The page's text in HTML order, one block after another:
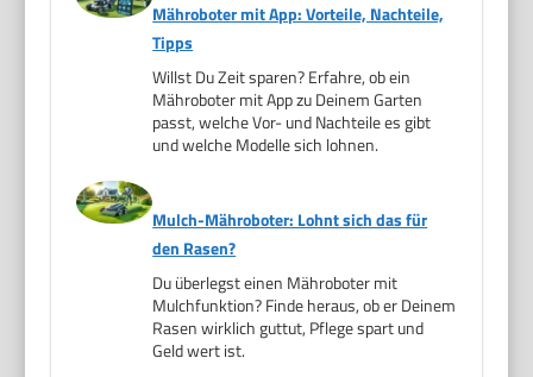
Mähroboter mit App: Vorteile, Nachteile,
Tipps
Willst Du Zeit sparen? Erfahre, ob ein
Mähroboter mit App zu Deinem Garten
passt, welche Vor- und Nachteile es gibt
und welche Modelle sich lohnen.
Mulch-Mähroboter: Lohnt sich das für
den Rasen?
Du überlegst einen Mähroboter mit
Mulchfunktion? Finde heraus, ob er Deinem
Rasen wirklich guttut, Pflege spart und
Geld wert ist.